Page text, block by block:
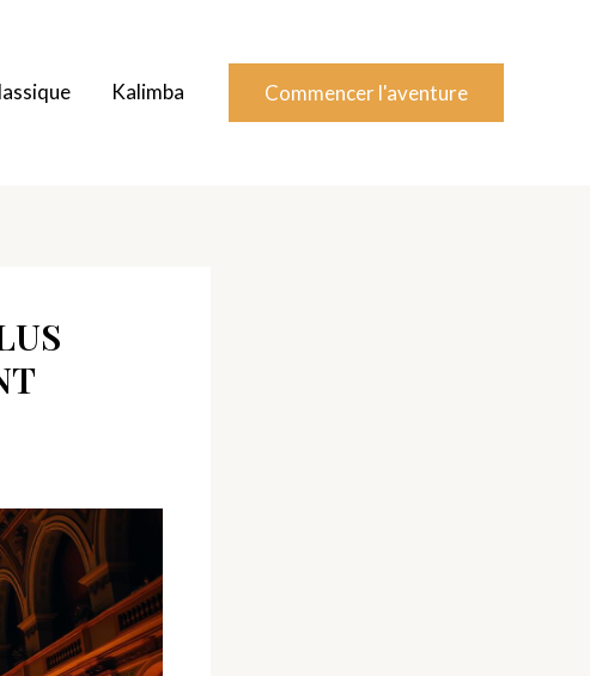
Kalimba Commencer l'aventure